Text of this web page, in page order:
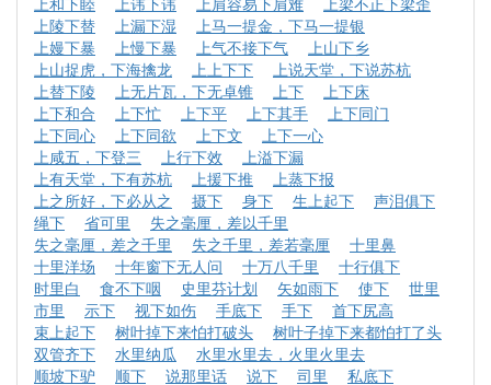
上陵下替
上漏下湿
上马一提金，下马一提银
上嫚下暴
上慢下暴 上气不接下气
上山下乡
上山捉虎，下海擒龙
上上下下
上说天堂，下说苏杭
上替下陵
上无片瓦，下无卓锥 上下
上下床
上下和合
上下忙 上下平 上下其手
上下同门
上下同心
上下同欲 上下文
上下一心
上咸五，下登三
上行下效
上溢下漏
上有天堂，下有苏杭
上援下推
上蒸下报
上之所好，下必从之
摄下 身下 生上起下
声泪俱下
绳下
省可里
失之毫厘，差以千里
失之毫厘，差之千里
失之千里，差若毫厘
十里鼻
十里洋场
十年窗下无人问 十万八千里
十行俱下
时里白
食不下咽 史里芬计划 矢如雨下 使下
世里
市里
示下 视下如伤 手底下 手下
首下尻高
束上起下
树叶掉下来怕打破头
树叶子掉下来都怕打了头
双管齐下
水里纳瓜
水里水里去，火里火里去
顺坡下驴
顺下 说那里话 说下 司里
私底下